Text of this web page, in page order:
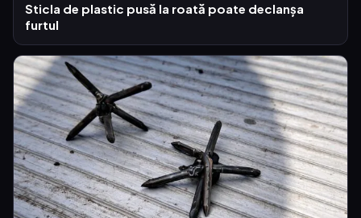
Sticla de plastic pusă la roată poate declanșa
furtul